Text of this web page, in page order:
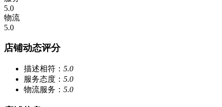
5.0
物流
5.0
店铺动态评分
描述相符： 5.0
服务态度： 5.0
物流服务： 5.0